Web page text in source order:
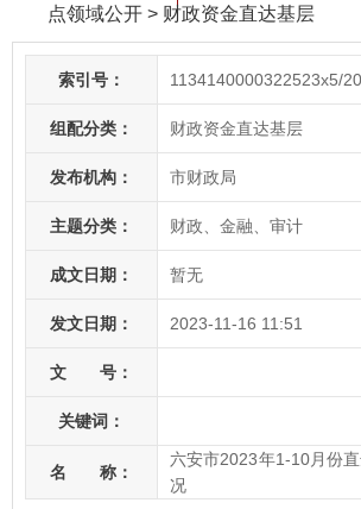
点领域公开 > 财政资金直达基层
索引号： 1134140000322523x5/
组配分类： 财政资金直达基层
发布机构： 市财政局
主题分类： 财政、金融、审计
成文日期： 暂无
发文日期： 2023-11-16 11:51
文 号：
关键词：
名 称：
六安市2023年1-10月份
况